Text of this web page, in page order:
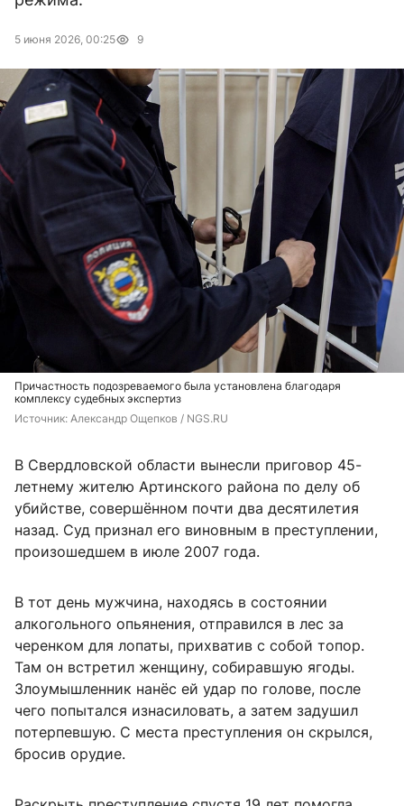
5 июня 2026, 00:25 9
Причастность подозреваемого была установлена благодаря
комплексу судебных экспертиз
Источник: Александр Ощепков / NGS.RU
В Свердловской области вынесли приговор 45-
летнему жителю Артинского района по делу об
убийстве, совершённом почти два десятилетия
назад. Суд признал его виновным в преступлении,
произошедшем в июле 2007 года.
В тот день мужчина, находясь в состоянии
алкогольного опьянения, отправился в лес за
черенком для лопаты, прихватив с собой топор.
Там он встретил женщину, собиравшую ягоды.
Злоумышленник нанёс ей удар по голове, после
чего попытался изнасиловать, а затем задушил
потерпевшую. С места преступления он скрылся,
бросив орудие.